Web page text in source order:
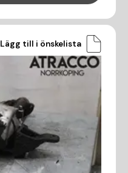
Lägg till i önskelista